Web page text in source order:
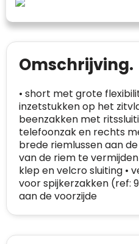
Omschrijving.
• short met grote
inzetstukken op het
beenzakken met
telefoonzak en rechts
brede riemlussen aan
van de riem te
klep en velcro sluiting •
voor spijkerzakken (ref:
aan de voorzijde
Telefoonnummer:+32 479
mailadres :
BEDRIJFSGEGEVENS
Bedrijfsnaam
Domein:
Oprichting van de
onderneming:
Trustindex controleert
op veiligheidsproblemen.
gedetecteerd
Blacklist Geen site op
Geldig SSL-
Spam E-mail is
Websites die
van klanttevredenheid
voldoen aan een hoog
veiligheidsprotocol,
certificaat verkrijgen.
naar de certificaten van
met vertrouwen!
Meer informatie
Bouwt u vertrouwen op